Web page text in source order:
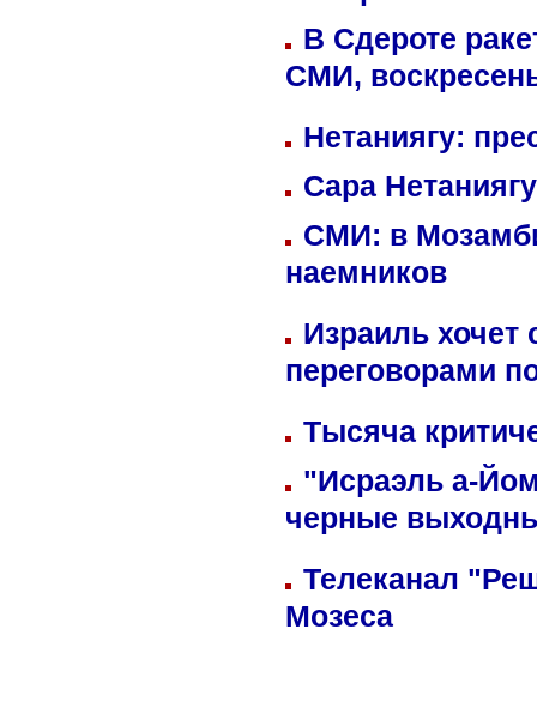
В Сдероте
СМИ,
Нетаниягу:
Сара
СМИ: в
наемников
Израиль хочет
переговорами
Тысяча
"Исраэль а-
черные
Телеканал
Мозеса